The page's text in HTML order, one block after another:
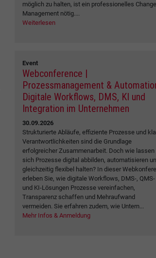
möglich zu halten, ist ein professionelles
Management nötig....
Weiterlesen
Event
Webconference |
Prozessmanagement &
Digitale Workflows, DMS, KI und
Integration im Unternehmen
30.09.2026
Strukturierte Abläufe, effiziente Prozesse und
Verantwortlichkeiten sind die Grundlage
erfolgreicher Zusammenarbeit. Doch wie lassen
sich Prozesse digital abbilden, automatisieren
gleichzeitig flexibel halten? In dieser
erleben Sie, wie digitale Workflows, DMS-, QMS-
und KI-Lösungen Prozesse vereinfachen,
Transparenz schaffen und Mehraufwand
vermeiden. Sie erfahren zudem, wie Untern...
Mehr Infos & Anmeldung